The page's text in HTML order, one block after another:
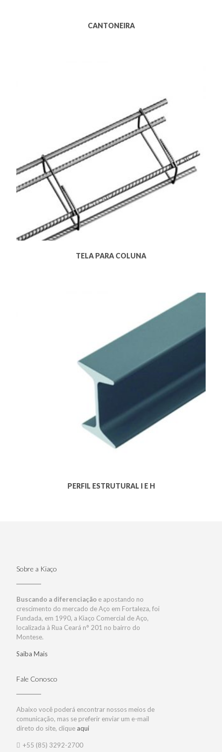
CANTONEIRA
TELA PARA COLUNA
PERFIL ESTRUTURAL I E H
Sobre a Kiaço
Buscando a diferenciação e apostando no
crescimento do mercado de Aço em Fortaleza, foi
Fundada, em 1990, a Kiaço Comercial de Aço,
localizada à Rua Ceará n° 201 no bairro do
Montese.
Saiba Mais
Fale Conosco
Abaixo você poderá encontrar nossos meios de
comunicação, mas se preferir enviar um e-mail
direto do site, clique aqui
+55 (85) 3292-2700